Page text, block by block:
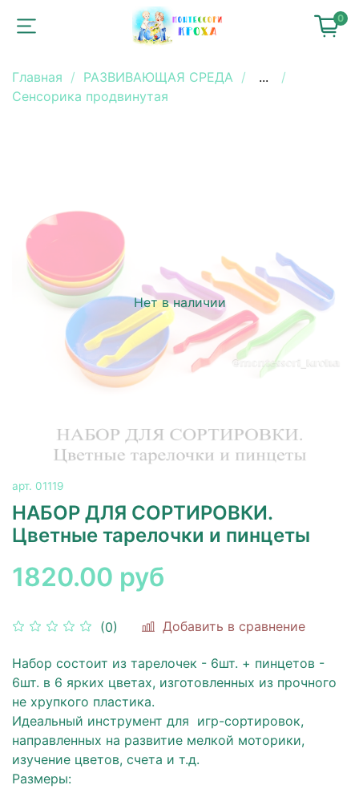
0
Главная РАЗВИВАЮЩАЯ СРЕДА
...
Сенсорика продвинутая
Нет в наличии
арт. 01119
НАБОР ДЛЯ СОРТИРОВКИ.
Цветные тарелочки и пинцеты
(0) Добавить в сравнение
1820.00 руб
Набор состоит из тарелочек - 6шт. + пинцетов -
6шт. в 6 ярких цветах, изготовленных из прочного
не хрупкого пластика.
Идеальный инструмент для игр-сортировок,
направленных на развитие мелкой моторики,
изучение цветов, счета и т.д.
Размеры: